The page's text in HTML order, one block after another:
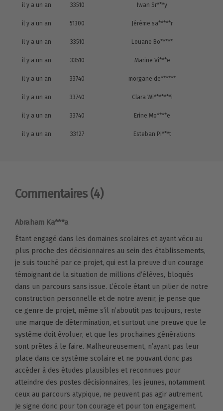
il y a un an 33510 Iwan Sr***y
il y a un an 51300 Jéréme sa*****r
il y a un an 33510 Louane Bo*****
il y a un an 33510 Marine Vi***e
il y a un an 33740 morgane de******
il y a un an 33740 Clara Wi*******i
il y a un an 33740 Erine Mo****e
il y a un an 33127 Esteban Pi***t
Commentaires (4)
Abraham Ka***a
Étant engagé dans les domaines scolaires et ayant vécu au
plus proche des décisionnaires au sein des établissements,
je suis touché par ce projet, qui est la preuve d’un courage
témoignant de la situation de millions d’élèves, bloqués
dans un parcours sans issue. L’école étant un pilier de notre
construction personnelle et de notre avenir, je pense que
ce genre de projet, même s’il n’aboutit pas toujours, reste
une marque de détermination, et surtout une preuve que le
système doit évoluer, et que les prochaines générations
sont prêtes à le faire. Malheureusement, n’ayant pas leur
place dans ce système scolaire et ne pouvant donc pas
accéder à des études plausibles et reconnues pour
atteindre des postes décisionnaires, les jeunes, notamment
ceux au parcours atypique, ne peuvent pas agir autrement.
Je signe donc pour ton courage et pour ton engagement.